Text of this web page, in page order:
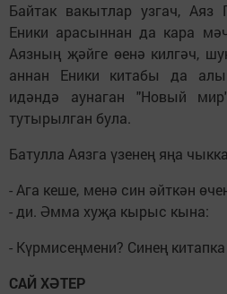
Байтак вакытлар узгач,
Еники арасыннан да кара
Аязның җәйге өенә килгәч,
аннан Еники китабы да
идәндә аунаган "Новый
тутырылган була.
Батулла Аязга үзенең яңа
- Ага кеше, менә син әйткән
- ди. Әмма хуҗа кырыс кына:
- Күрмисеңмени? Синең
САЙ ХӘТЕР